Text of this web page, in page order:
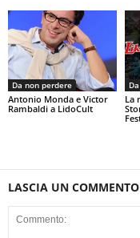
Da non perdere
Antonio Monda e Victor
Rambaldi a LidoCult
La
LASCIA UN COMMENTO